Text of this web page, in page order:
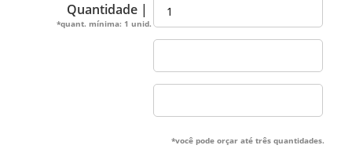
Quantidade |
*quant. mínima: 1 unid.
*você pode orçar até três quantidades.